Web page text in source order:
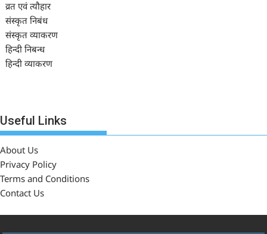
व्रत एवं त्यौहार
संस्कृत निबंध
संस्कृत व्याकरण
हिन्दी निबन्ध
हिन्दी व्याकरण
Useful Links
About Us
Privacy Policy
Terms and Conditions
Contact Us